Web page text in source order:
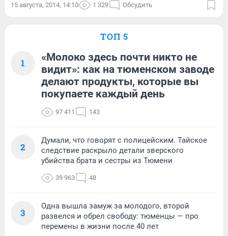
15 августа, 2014, 14:10 1 329 Обсудить
ТОП 5
1
«Молоко здесь почти никто не
видит»: как на тюменском заводе
делают продукты, которые вы
покупаете каждый день
97 411 143
2
Думали, что говорят с полицейским. Тайское
следствие раскрыло детали зверского
убийства брата и сестры из Тюмени
39 963 48
3
Одна вышла замуж за молодого, второй
развелся и обрел свободу: тюменцы — про
перемены в жизни после 40 лет